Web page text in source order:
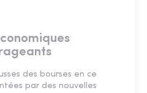
des bourses en ce
par des nouvelles